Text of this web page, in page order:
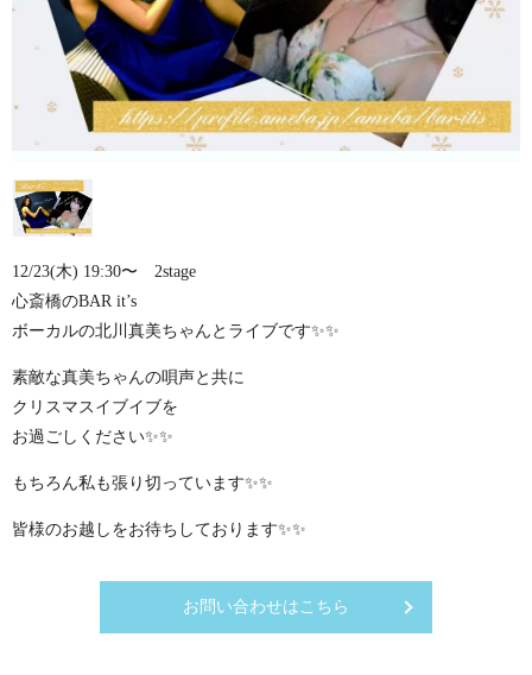
12/23(木) 19:30〜 2stage
心斎橋のBAR it’s
ボーカルの北川真美ちゃんとライブです✨✨
素敵な真美ちゃんの唄声と共に
クリスマスイブイブを
お過ごしください✨✨
もちろん私も張り切っています✨✨
皆様のお越しをお待ちしております✨✨
お問い合わせはこちら